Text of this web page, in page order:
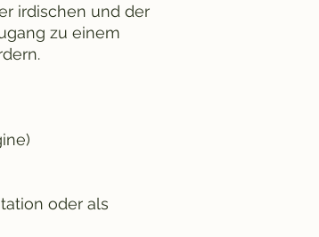
irdischen und der
zu einem
oder als